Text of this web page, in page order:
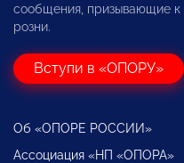
сообщения, призывающие к
розни.
Вступи в «ОПОРУ»
Об «ОПОРЕ РОССИИ»
Ассоциация «НП «ОПОРА»